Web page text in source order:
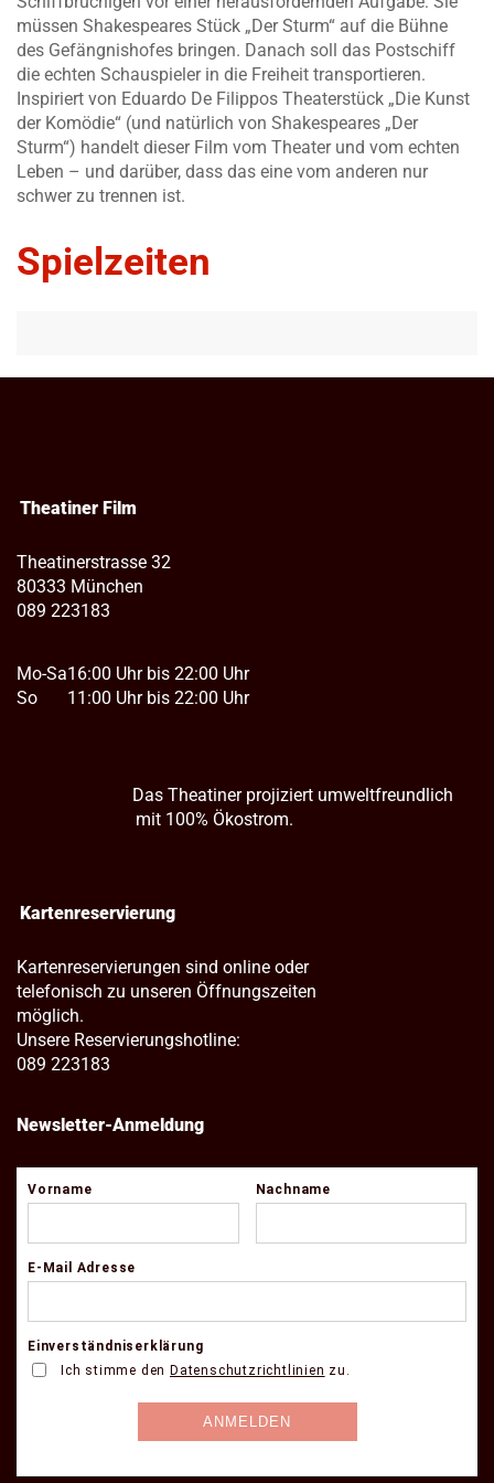
müssen Shakespeares Stück „Der Sturm“ auf die Bühne
des Gefängnishofes bringen. Danach soll das Postschiff
die echten Schauspieler in die Freiheit transportieren.
Inspiriert von Eduardo De Filippos Theaterstück „Die Kunst
der Komödie“ (und natürlich von Shakespeares „Der
Sturm“) handelt dieser Film vom Theater und vom echten
Leben – und darüber, dass das eine vom anderen nur
schwer zu trennen ist.
Spielzeiten
Theatiner Film
Theatinerstrasse 32
80333 München
089 223183
Mo-Sa
So
16:00 Uhr bis 22:00 Uhr
11:00 Uhr bis 22:00 Uhr
Das Theatiner projiziert umweltfreundlich
mit 100% Ökostrom.
Kartenreservierung
Kartenreservierungen sind online oder
telefonisch zu unseren Öffnungszeiten
möglich.
Unsere Reservierungshotline:
089 223183
Newsletter-Anmeldung